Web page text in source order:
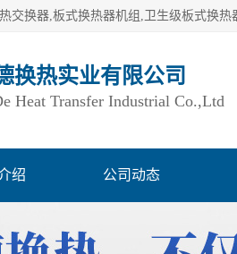
换热实业有限公司
Heat Transfer Industrial Co.,Ltd
绍 公司动态